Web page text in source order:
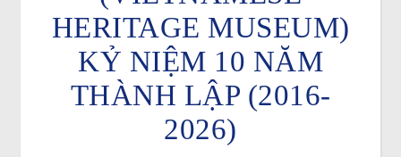
HERITAGE MUSEUM)
KỶ NIỆM 10 NĂM
THÀNH LẬP (2016-
2026)